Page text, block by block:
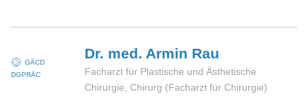
GÄCD
DGPRÄC
Dr. med. Armin Rau
Facharzt für Plastische und Ästhetische
Chirurgie, Chirurg (Facharzt für Chirurgie)